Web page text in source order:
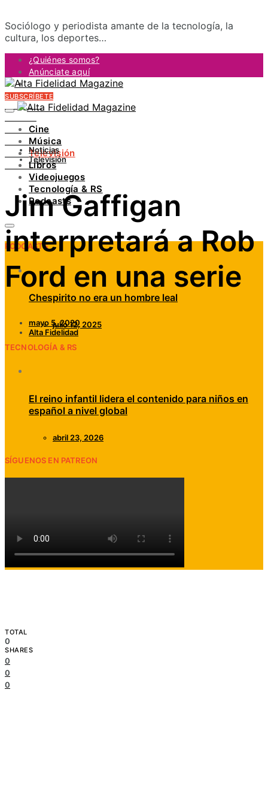
Sociólogo y periodista amante de la tecnología, la
cultura, los deportes…
¿Quiénes somos?
Anúnciate aquí
Contacto
FACEBOOK
INSTAGRAM
PINTEREST
YOUTUBE
LINKEDIN
SUBSCRÍBETE
Cine
Música
Televisión
Libros
Videojuegos
Tecnología & RS
Podcasts
PODCASTS
Chespirito no era un hombre leal
julio 12, 2025
TECNOLOGÍA & RS
El reino infantil lidera el contenido para niños en
español a nivel global
abril 23, 2026
SÍGUENOS EN PATREON
Noticias
Televisión
Jim Gaffigan
interpretará a Rob
Ford en una serie
mayo 5, 2020
Alta Fidelidad
TOTAL
0
SHARES
0
0
0